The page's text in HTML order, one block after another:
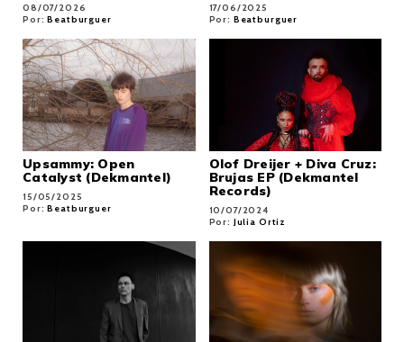
08/07/2026
Por:Beatburguer
17/06/2025
Por: Beatburguer
Upsammy: Open
Catalyst (Dekmantel)
15/05/2025
Por:Beatburguer
Olof Dreijer + Diva Cruz:
Brujas EP (Dekmantel
Records)
10/07/2024
Por: Julia Ortiz